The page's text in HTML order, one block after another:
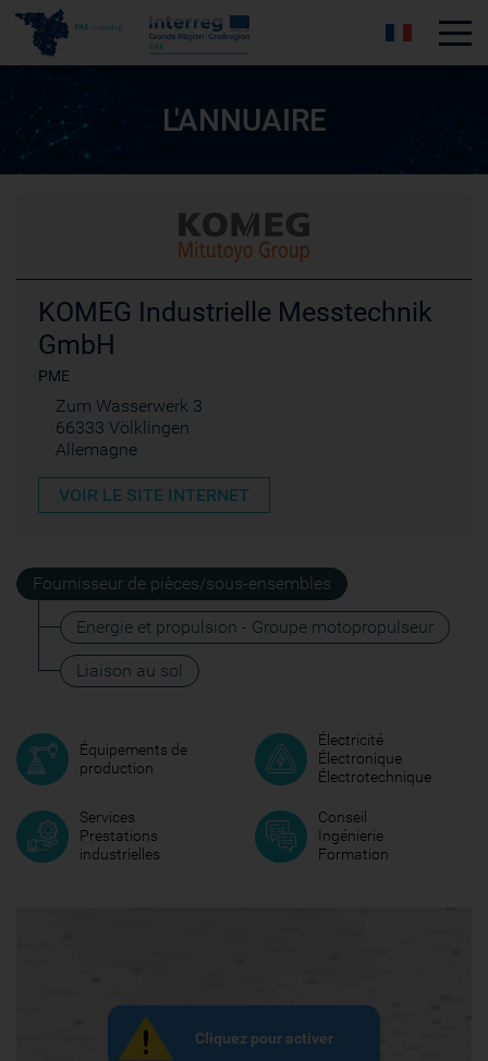
L'ANNUAIRE
KOMEG Industrielle Messtechnik
GmbH
PME
Zum Wasserwerk 3
66333 Völklingen
Allemagne
VOIR LE SITE INTERNET
Fournisseur de pièces/sous-ensembles
Energie et propulsion - Groupe motopropulseur
Liaison au sol
Équipements de
production
Électricité
Électronique
Électrotechnique
Services
Prestations
industrielles
Conseil
Ingénierie
Formation
Cliquez pour activer